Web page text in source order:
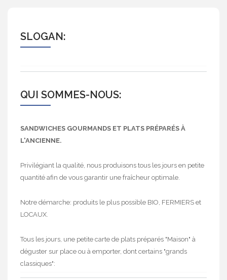
SLOGAN:
QUI SOMMES-NOUS:
SANDWICHES GOURMANDS ET PLATS PRÉPARÉS À
L'ANCIENNE.
Privilégiant la qualité, nous produisons tous les jours en petite
quantité afin de vous garantir une fraîcheur optimale.
Notre démarche: produits le plus possible BIO, FERMIERS et
LOCAUX.
Tous les jours, une petite carte de plats préparés "Maison" à
déguster sur place ou à emporter, dont certains "grands
classiques":